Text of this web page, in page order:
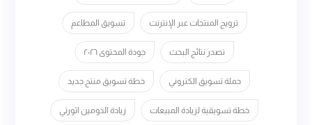
ترويج المنتجات عبر الإنترنت تسويق المطاعم
تصدر نتائج البحث جودة المحتوى ٢٠٢٦
حملة تسويق الكتروني خطة تسويق منتج جديد
خطة تسويقية لزيادة المبيعات زيادة الدومين اثورتي